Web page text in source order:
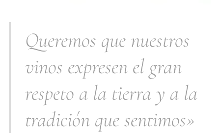
Queremos que nuestros
vinos expresen el gran
respeto a la tierra y a la
tradición que sentimos»